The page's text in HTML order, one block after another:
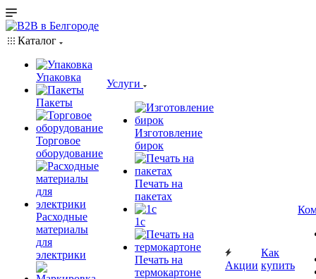
Каталог
Упаковка
Пакеты
Торговое
оборудование
Расходные
материалы
для
электрики
Услуги
Изготовление
бирок
Печать на
пакетах
1c
Печать на
термокартоне
Акции
Как
купить